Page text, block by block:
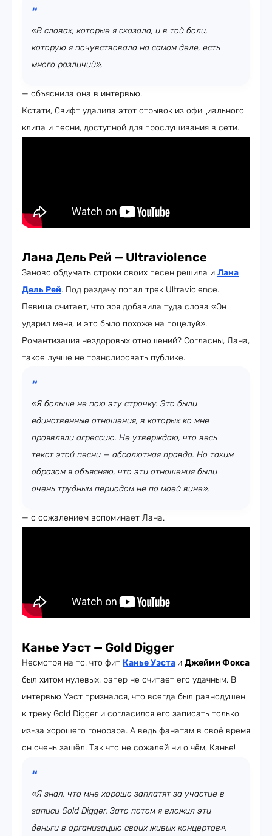
«В словах, которые я сказала, и в той боли,
которую я почувствовала на самом деле, есть
много различий»,
— объяснила она в интервью.
Кстати, Свифт удалила этот отрывок из официального
клипа и песни, доступной для прослушивания в сети.
Лана Дель Рей — Ultraviolence
Заново обдумать строки своих песен решила и Лана
Дель Рей. Под раздачу попал трек Ultraviolence.
Певица считает, что зря добавила туда слова «Он
ударил меня, и это было похоже на поцелуй».
Романтизация нездоровых отношений? Согласны, Лана,
такое лучше не транслировать публике.
«Я больше не пою эту строчку. Это были
единственные отношения, в которых ко мне
проявляли агрессию. Не утверждаю, что весь
текст этой песни — абсолютная правда. Но таким
образом я объясняю, что эти отношения были
очень трудным периодом не по моей вине»,
— с сожалением вспоминает Лана.
Канье Уэст — Gold Digger
Несмотря на то, что фит Канье Уэста и Джейми Фокса
был хитом нулевых, рэпер не считает его удачным. В
интервью Уэст признался, что всегда был равнодушен
к треку Gold Digger и согласился его записать только
из-за хорошего гонорара. А ведь фанатам в своё время
он очень зашёл. Так что не сожалей ни о чём, Канье!
«Я знал, что мне хорошо заплатят за участие в
записи Gold Digger. Зато потом я вложил эти
деньги в организацию своих живых концертов».